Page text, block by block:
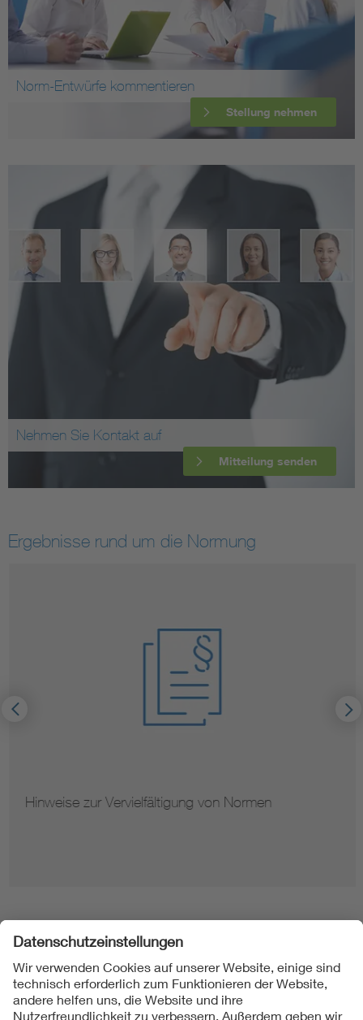
Norm-Entwürfe kommentieren
Stellung nehmen
Nehmen Sie Kontakt auf
Mitteilung senden
Ergebnisse rund um die Normung
Hinweise zur Vervielfältigung von Normen
Folgen Sie uns